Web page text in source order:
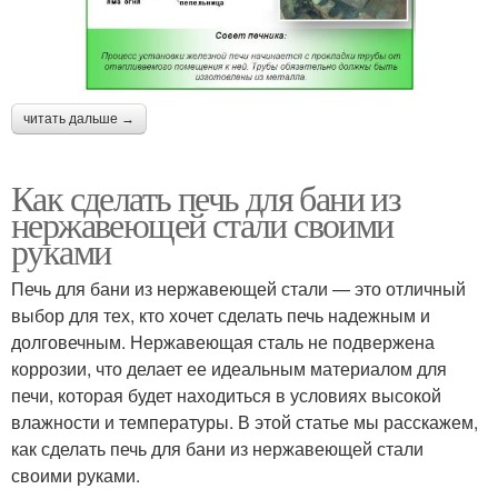
читать дальше →
Как сделать печь для бани из
нержавеющей стали своими
руками
Печь для бани из нержавеющей стали — это отличный
выбор для тех, кто хочет сделать печь надежным и
долговечным. Нержавеющая сталь не подвержена
коррозии, что делает ее идеальным материалом для
печи, которая будет находиться в условиях высокой
влажности и температуры. В этой статье мы расскажем,
как сделать печь для бани из нержавеющей стали
своими руками.